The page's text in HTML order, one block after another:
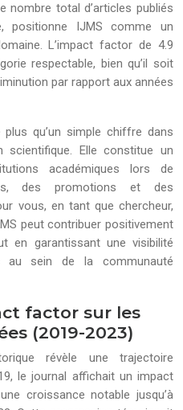
nombre total d’articles publiés
positionne IJMS comme un
L’impact factor de 4.9
respectable, bien qu’il soit
par rapport aux années
qu’un simple chiffre dans
scientifique. Elle constitue un
académiques lors de
des promotions et des
vous, en tant que chercheur,
peut contribuer positivement
en garantissant une visibilité
au sein de la communauté
factor sur les
(2019-2023)
révèle une trajectoire
le journal affichait un impact
croissance notable jusqu’à